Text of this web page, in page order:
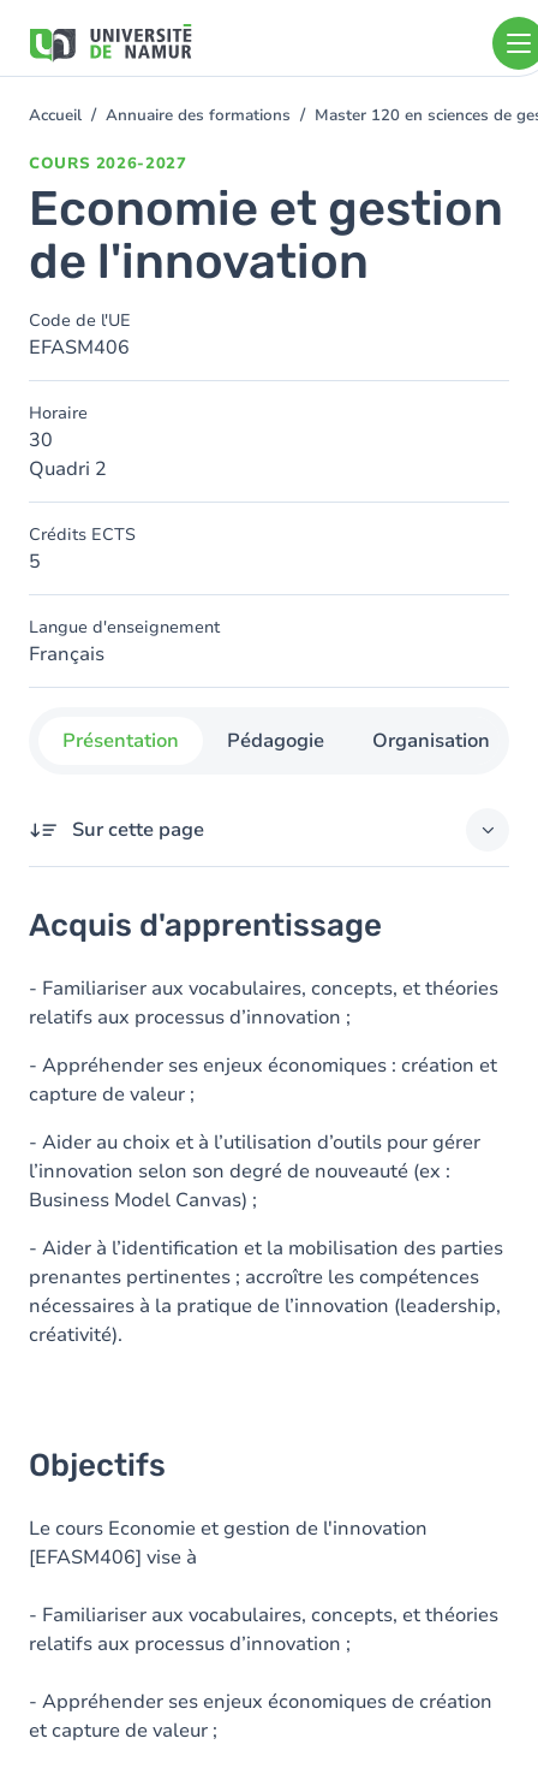
contenu
You
Accueil Annuaire des formations Master 120 en sciences de
COURS 2026-2027
Economie et gestion
de l'innovation
Code de l'UE
EFASM406
Horaire
30
Quadri 2
Crédits ECTS
5
Langue d'enseignement
Français
Présentation Pédagogie Organisation
Sur cette page
Objectifs
Contenu
Acquis d'apprentissage
- Familiariser aux vocabulaires, concepts, et théories
relatifs aux processus d’innovation ;
- Appréhender ses enjeux économiques : création et
capture de valeur ;
- Aider au choix et à l’utilisation d’outils pour gérer
l’innovation selon son degré de nouveauté (ex :
Business Model Canvas) ;
- Aider à l’identification et la mobilisation des parties
prenantes pertinentes ; accroître les compétences
nécessaires à la pratique de l’innovation (leadership,
créativité).
Objectifs
Le cours Economie et gestion de l'innovation
[EFASM406] vise à
- Familiariser aux vocabulaires, concepts, et théories
relatifs aux processus d’innovation ;
- Appréhender ses enjeux économiques de création
et capture de valeur ;